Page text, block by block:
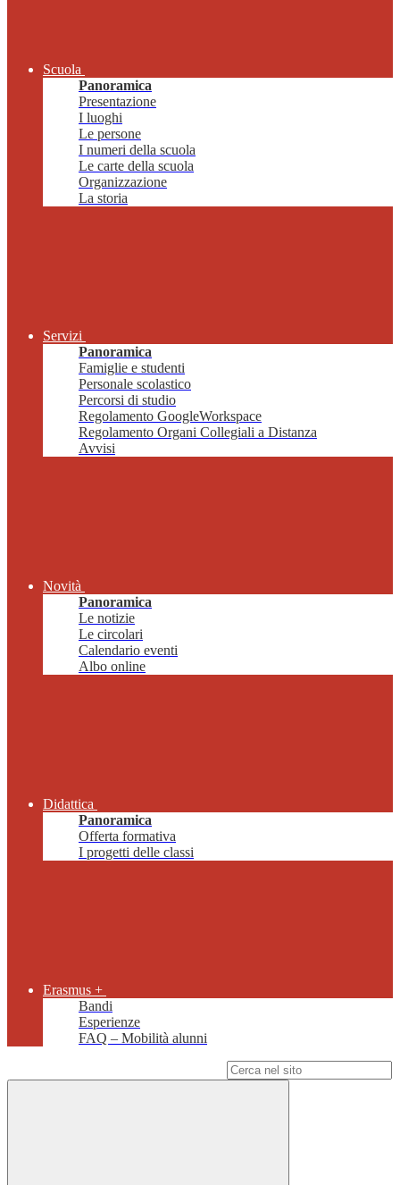
Scuola
Panoramica
Presentazione
I luoghi
Le persone
I numeri della scuola
Le carte della scuola
Organizzazione
La storia
Servizi
Panoramica
Famiglie e studenti
Personale scolastico
Percorsi di studio
Regolamento GoogleWorkspace
Regolamento Organi Collegiali a Distanza
Avvisi
Novità
Panoramica
Le notizie
Le circolari
Calendario eventi
Albo online
Didattica
Panoramica
Offerta formativa
I progetti delle classi
Erasmus +
Bandi
Esperienze
FAQ – Mobilità alunni